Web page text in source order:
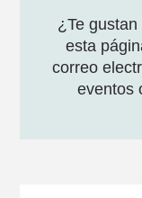
¿Te
esta
correo
eventos